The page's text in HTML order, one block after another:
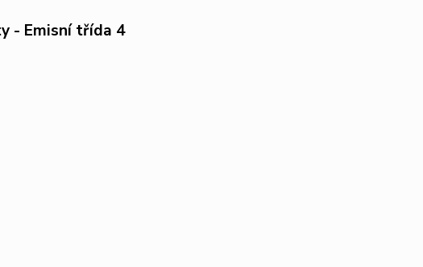
- Emisní třída 4